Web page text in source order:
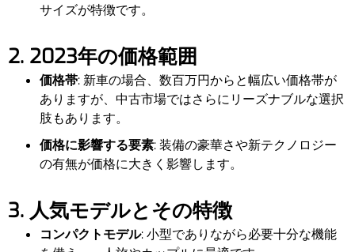
サイズが特徴です。
2. 2023年の価格範囲
価格帯: 新車の場合、数百万円からと幅広い価格帯が
ありますが、中古市場ではさらにリーズナブルな選択
肢もあります。
価格に影響する要素: 装備の豪華さや新テクノロジー
の有無が価格に大きく影響します。
3. 人気モデルとその特徴
コンパクトモデル: 小型でありながら必要十分な機能